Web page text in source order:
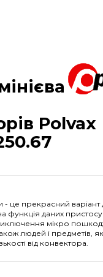
Polvax
- це прекрасний варіант
функція даних
мікро
людей і предметів,
від конвектора.